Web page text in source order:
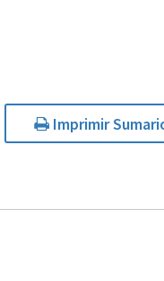
Imprimir